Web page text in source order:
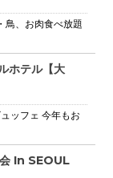
鳥、お肉食べ放題
ホテル【大
ッフェ 今年もお
会 In SEOUL